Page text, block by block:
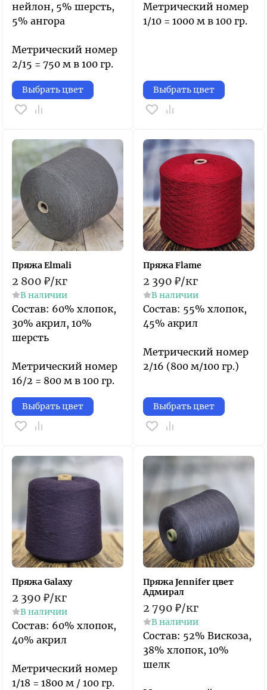
нейлон, 5% шерсть,
5% ангора
Метрический номер
2/15 = 750 м в 100 гр.
Выбрать цвет
Метрический номер
1/10 = 1000 м в 100 гр.
Выбрать цвет
Пряжа Elmali
2 800 ₽/кг
В наличии
​Состав: 60% хлопок,
30% акрил, 10%
шерсть​
Метрический номер
16/2 = 800 м в 100 гр.
Выбрать цвет
Пряжа Flame
2 390 ₽/кг
В наличии
Состав: 55% хлопок,
45% акрил
Метрический номер
2/16 (800 м/100 гр.)
Выбрать цвет
Пряжа Galaxy
2 390 ₽/кг
В наличии
Состав: 60% хлопок,
40% акрил
Метрический номер
1/18 = 1800 м / 100 гр.
Пряжа Jennifer цвет
Адмирал
2 790 ₽/кг
В наличии
​Состав: 52% Вискоза,
38% хлопок, 10%
шелк